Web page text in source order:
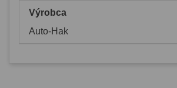
Výrobca
Auto-Hak